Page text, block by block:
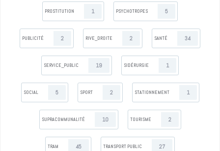
PROSTITUTION 1 PSYCHOTROPES 5
PUBLICITÉ 2 RIVE_DROITE 2 SANTÉ 34
SERVICE_PUBLIC 19 SIDÉRURGIE 1
SOCIAL 5 SPORT 2 STATIONNEMENT 1
SUPRACOMMUNALITÉ 10 TOURISME 2
TRAM 45 TRANSPORT PUBLIC 27